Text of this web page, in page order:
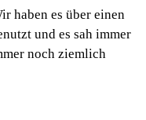
haben es über einen
und es sah immer
noch ziemlich